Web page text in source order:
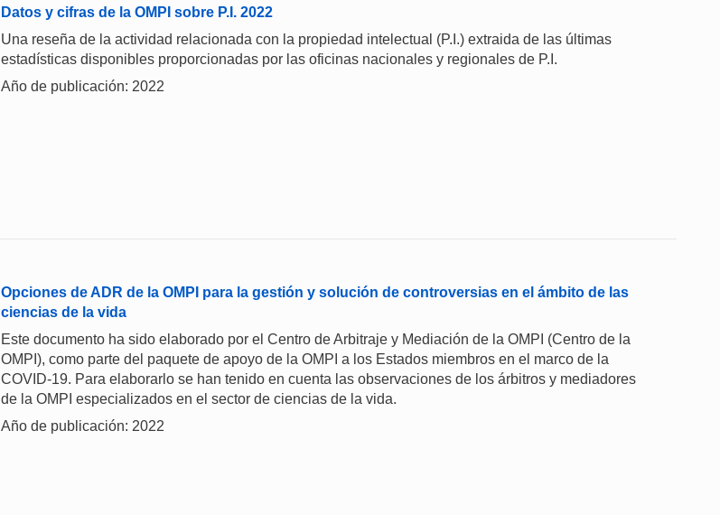
Datos y cifras de la OMPI sobre P.I. 2022
Una reseña de la actividad relacionada con la propiedad intelectual (P.I.) extraida de las últimas
estadísticas disponibles proporcionadas por las oficinas nacionales y regionales de P.I.
Año de publicación: 2022
Opciones de ADR de la OMPI para la gestión y solución de controversias en el ámbito de las
ciencias de la vida
Este documento ha sido elaborado por el Centro de Arbitraje y Mediación de la OMPI (Centro de la
OMPI), como parte del paquete de apoyo de la OMPI a los Estados miembros en el marco de la
COVID-19. Para elaborarlo se han tenido en cuenta las observaciones de los árbitros y mediadores
de la OMPI especializados en el sector de ciencias de la vida.
Año de publicación: 2022